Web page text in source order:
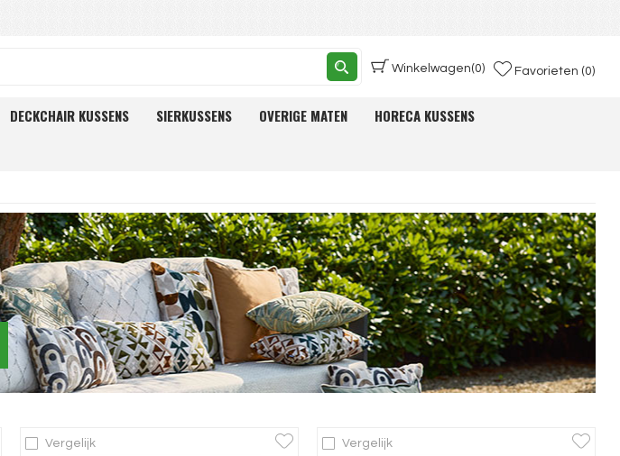
Winkelwagen(0) Favorieten (0)
DECKCHAIR KUSSENS SIERKUSSENS OVERIGE MATEN
HORECA KUSSENS
Vergelijk Vergelijk